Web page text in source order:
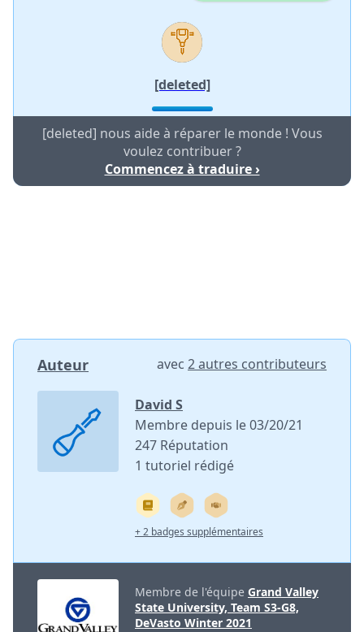
[deleted]
[deleted] nous aide à réparer le monde ! Vous
voulez contribuer ?
Commencez à traduire ›
Auteur avec 2 autres contributeurs
David S
Membre depuis le 03/20/21
247 Réputation
1 tutoriel rédigé
+ 2 badges supplémentaires
Membre de l'équipe Grand Valley
State University, Team S3-G8,
DeVasto Winter 2021